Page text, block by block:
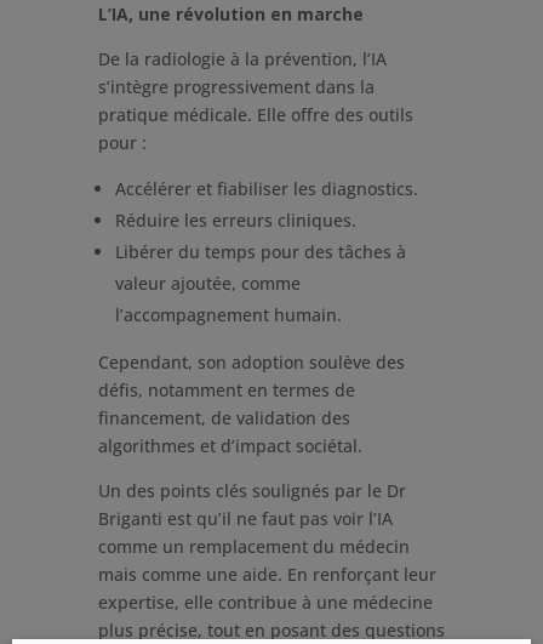
L’IA, une révolution en marche
De la radiologie à la prévention, l’IA
s’intègre progressivement dans la
pratique médicale. Elle offre des outils
pour :
Accélérer et fiabiliser les diagnostics.
Réduire les erreurs cliniques.
Libérer du temps pour des tâches à
valeur ajoutée, comme
l’accompagnement humain.
Cependant, son adoption soulève des
défis, notamment en termes de
financement, de validation des
algorithmes et d’impact sociétal.
Un des points clés soulignés par le Dr
Briganti est qu’il ne faut pas voir l’IA
comme un remplacement du médecin
mais comme une aide. En renforçant leur
expertise, elle contribue à une médecine
plus précise, tout en posant des questions